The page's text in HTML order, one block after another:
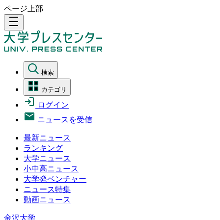
ページ上部
density_medium
検索
カテゴリ
ログイン
ニュースを受信
最新ニュース
ランキング
大学ニュース
小中高ニュース
大学発ベンチャー
ニュース特集
動画ニュース
金沢大学